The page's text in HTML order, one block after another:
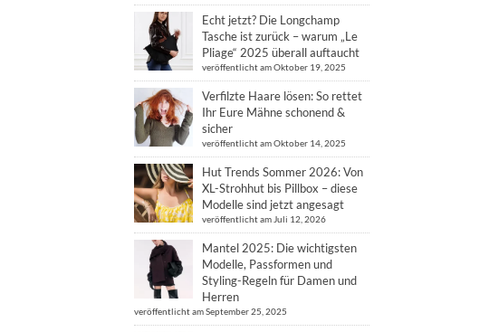
Echt jetzt? Die Longchamp
Tasche ist zurück – warum „Le
Pliage“ 2025 überall auftaucht
veröffentlicht am Oktober 19, 2025
Verfilzte Haare lösen: So rettet
Ihr Eure Mähne schonend &
sicher
veröffentlicht am Oktober 14, 2025
Hut Trends Sommer 2026: Von
XL-Strohhut bis Pillbox – diese
Modelle sind jetzt angesagt
veröffentlicht am Juli 12, 2026
Mantel 2025: Die wichtigsten
Modelle, Passformen und
Styling-Regeln für Damen und
Herren
veröffentlicht am September 25, 2025